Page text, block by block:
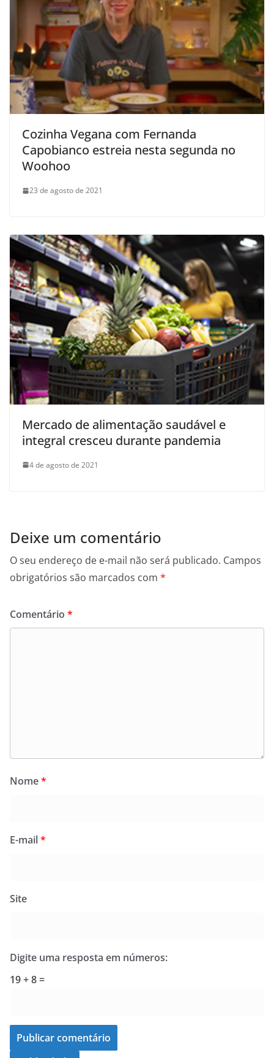
Cozinha Vegana com Fernanda
Capobianco estreia nesta segunda no
Woohoo
23 de agosto de 2021
Mercado de alimentação saudável e
integral cresceu durante pandemia
4 de agosto de 2021
Deixe um comentário
O seu endereço de e-mail não será publicado. Campos
obrigatórios são marcados com *
Comentário *
Nome*
E-mail*
Site
Digite uma resposta em números:
19 + 8 =